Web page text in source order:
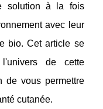
solution à la fois
avec leur
bio. Cet article se
de cette
de vous permettre
cutanée.